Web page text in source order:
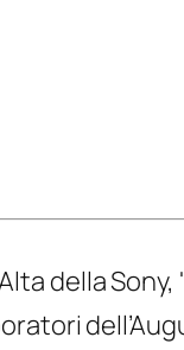
della